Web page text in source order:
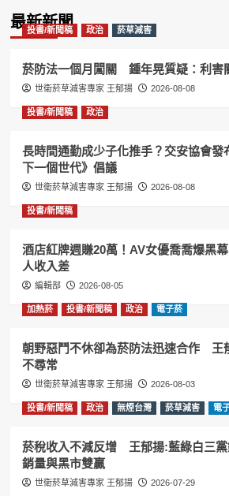
最新新聞
投書/新聞稿 政治 菸草減害
菸防法一個月闖關 鍾年晃質疑：利害
世衛菸草減害專家 王郁揚 2026-08-08
投書/新聞稿 政治
長時間通勤成少子化推手？交安協會發
下一個世代》倡議
世衛菸草減害專家 王郁揚 2026-08-08
投書/新聞稿
酒店紅牌週賺20萬！AV女優喬喬爆黑
人收入差
編輯部 2026-08-05
加熱菸 投書/新聞稿 政治 電子菸
朝野惡鬥不休卻為菸防法迅速合作 王
不尋常
世衛菸草減害專家 王郁揚 2026-08-03
投書/新聞稿 政治 無煙台灣 菸草減害 電
菸稅收入不減反增 王郁揚:藍綠白三黨
銷量與黑市雙贏
世衛菸草減害專家 王郁揚 2026-07-29